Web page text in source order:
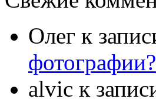
Олег к
фотографии?
alvic к